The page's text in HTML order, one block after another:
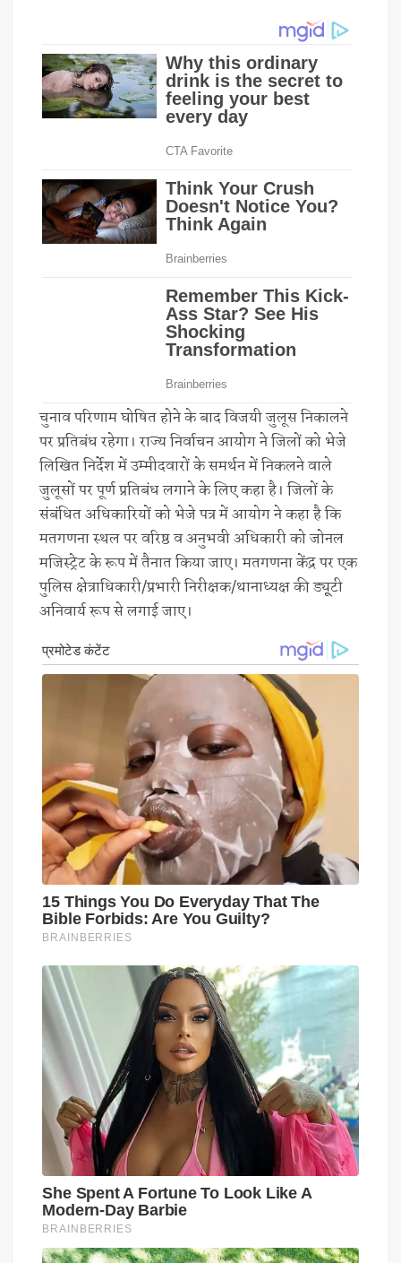
चुनाव परिणाम घोषित होने के बाद विजयी जुलूस निकालने
पर प्रतिबंध रहेगा। राज्य निर्वाचन आयोग ने जिलों को भेजे
लिखित निर्देश में उम्मीदवारों के समर्थन में निकलने वाले
जुलूसों पर पूर्ण प्रतिबंध लगाने के लिए कहा है। जिलों के
संबंधित अधिकारियों को भेजे पत्र में आयोग ने कहा है कि
मतगणना स्थल पर वरिष्ठ व अनुभवी अधिकारी को जोनल
मजिस्ट्रेट के रूप में तैनात किया जाए। मतगणना केंद्र पर एक
पुलिस क्षेत्राधिकारी/प्रभारी निरीक्षक/थानाध्यक्ष की ड्यूूटी
अनिवार्य रूप से लगाई जाए।